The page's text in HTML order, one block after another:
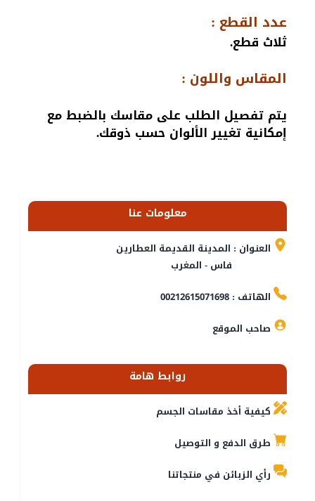
عدد القطع :
ثلاث قطع.
المقاس واللون :
يتم تفصيل الطلب على مقاسك بالضبط مع
إمكانية تغيير الألوان حسب ذوقك.
معلومات عنا
العنوان : المدينة القديمة العطارين
فاس - المغرب
الهاتف : 00212615071698
صاحب الموقع
روابط هامة
كيفية أخذ مقاسات الجسم
طرق الدفع و التوصيل
رأي الزبائن في منتجاتنا